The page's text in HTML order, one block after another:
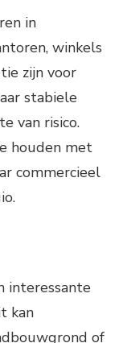
in
winkels
zijn voor
stabiele
van risico.
houden met
commercieel
interessante
kan
of